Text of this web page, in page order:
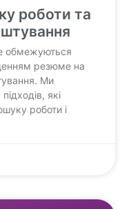
роботи та
обмежуються
резюме на
Ми
які
роботи і